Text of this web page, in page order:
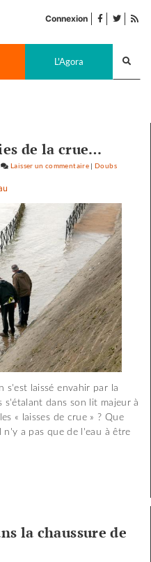
Connexion facebook
twitter
L'Agora
de la crue…
Laisser un commentaire on
et
scories
de
la
crue…
|Doubs
s'est laissé envahir par la
dans son lit majeur à
« laisses de crue » ? Que
a pas que de l'eau à être
la chaussure de